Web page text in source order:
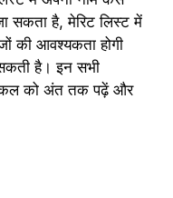
है, मेरिट लिस्ट में
की आवश्यकता होगी
है। इन सभी
को अंत तक पढ़ें और